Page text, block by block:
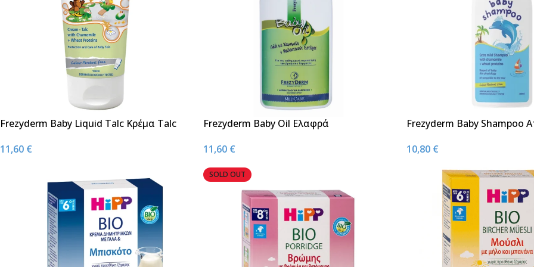
Frezyderm Baby Liquid Talc Κρέμα Talc
11,60 €
Frezyderm Baby Oil Ελαφρά
Βρέφη & Ενήλικες 200ml
11,60 €
Frezyderm Baby Shampoo
10,80 €
SOLD OUT